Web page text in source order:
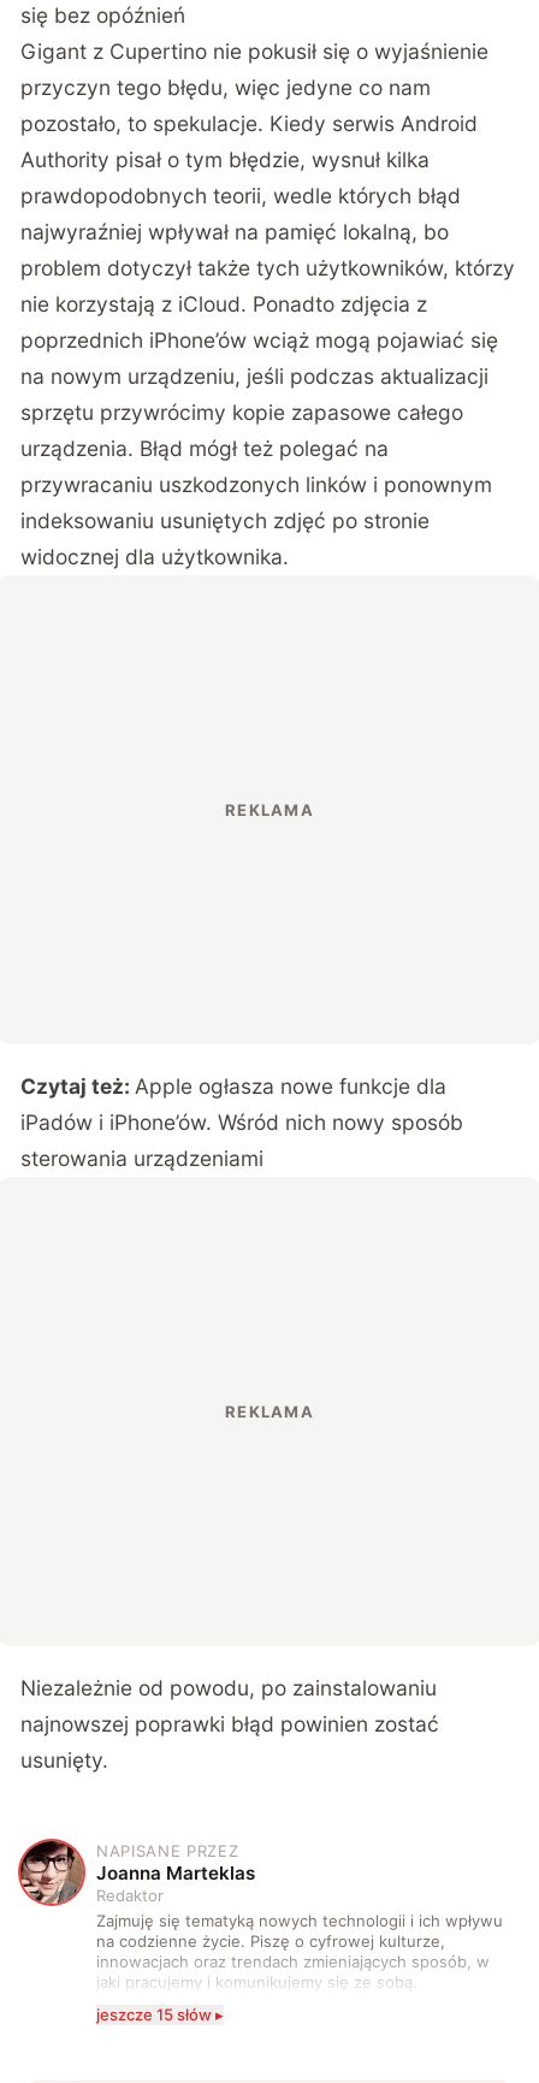
się bez opóźnień
Gigant z Cupertino nie pokusił się o wyjaśnienie
przyczyn tego błędu, więc jedyne co nam
pozostało, to spekulacje. Kiedy serwis Android
Authority pisał o tym błędzie, wysnuł kilka
prawdopodobnych teorii, wedle których błąd
najwyraźniej wpływał na pamięć lokalną, bo
problem dotyczył także tych użytkowników, którzy
nie korzystają z iCloud. Ponadto zdjęcia z
poprzednich iPhone’ów wciąż mogą pojawiać się
na nowym urządzeniu, jeśli podczas aktualizacji
sprzętu przywrócimy kopie zapasowe całego
urządzenia. Błąd mógł też polegać na
przywracaniu uszkodzonych linków i ponownym
indeksowaniu usuniętych zdjęć po stronie
widocznej dla użytkownika.
Czytaj też: Apple ogłasza nowe funkcje dla
iPadów i iPhone’ów. Wśród nich nowy sposób
sterowania urządzeniami
Niezależnie od powodu, po zainstalowaniu
najnowszej poprawki błąd powinien zostać
usunięty.
J
NAPISANE PRZEZ
Joanna Marteklas
Redaktor
Zajmuję się tematyką nowych technologii i ich wpływu
na codzienne życie. Piszę o cyfrowej kulturze,
innowacjach oraz trendach zmieniających sposób, w
jaki pracujemy i komunikujemy się ze sobą.
technologii a współczesną popkulturą. W wolnych
jeszcze 15 słów ▸